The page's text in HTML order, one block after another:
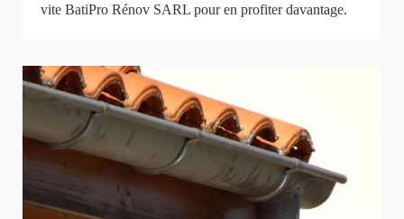
vite BatiPro Rénov SARL pour en profiter davantage.